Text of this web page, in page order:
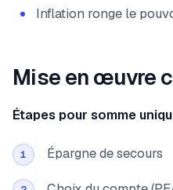
Inflation ronge le
Mise en œuvre
Étapes pour somme
1 Épargne de secours